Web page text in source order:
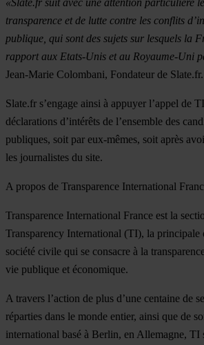
transparence et de lutte contre les conflits
publique, qui sont des sujets sur lesquels la
rapport aux Etats-Unis et au Royaume-Uni
Jean-Marie Colombani, Fondateur de Slate.fr.
Slate.fr s’engage ainsi à appuyer l’appel de
déclarations d’intérêts de l’ensemble des
publiques, soit par eux-mêmes, soit après
les journalistes du site.
A propos de Transparence International
Transparence International France est la
Transparency International (TI), la principale
société civile qui se consacre à la
vie publique et économique.
A travers l’action de plus d’une centaine de
réparties dans le monde entier, ainsi que de
international basé à Berlin, en Allemagne, TI